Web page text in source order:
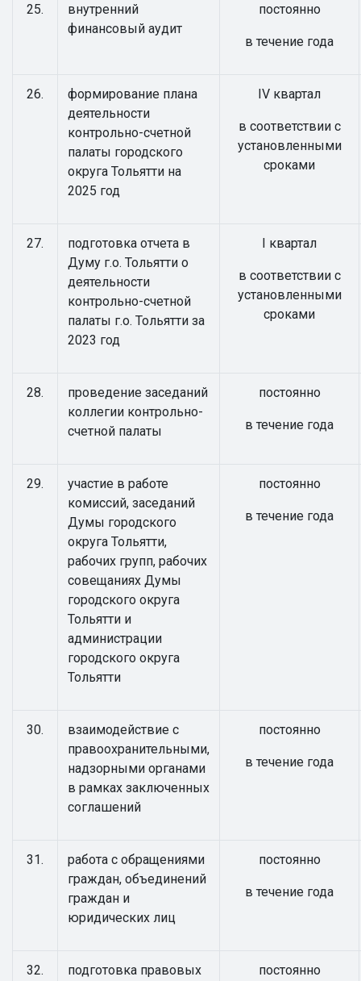
25.
внутренний
финансовый аудит
постоянно
в течение года
26.
формирование плана
деятельности
контрольно-счетной
палаты городского
округа Тольятти на
2025 год
IV квартал
в соответствии с
установленными
сроками
27.
подготовка отчета в
Думу г.о. Тольятти о
деятельности
контрольно-счетной
палаты г.о. Тольятти за
2023 год
I квартал
в соответствии с
установленными
сроками
28.
проведение заседаний
коллегии контрольно-
счетной палаты
постоянно
в течение года
29.
участие в работе
комиссий, заседаний
Думы городского
округа Тольятти,
рабочих групп, рабочих
совещаниях Думы
городского округа
Тольятти и
администрации
городского округа
Тольятти
постоянно
в течение года
30.
взаимодействие с
правоохранительными,
надзорными органами
в рамках заключенных
соглашений
постоянно
в течение года
31.
работа с обращениями
граждан, объединений
граждан и
юридических лиц
постоянно
в течение года
32.
подготовка правовых
постоянно